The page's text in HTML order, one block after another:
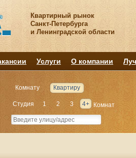
Квартирный рынок
Санкт-Петербурга
и Ленинградской области
Услуги О компании
Комнату Квартиру
Студия 1 2 3 4+ Комнат